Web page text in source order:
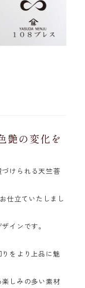
艶の変化を
けられる天竺菩
仕立ていたしまし
インです。
をより上品に魅
しみの多い素材